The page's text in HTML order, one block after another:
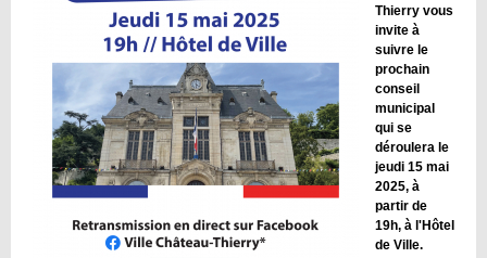
Thierry vous
invite à
suivre le
prochain
conseil
municipal
qui se
déroulera le
jeudi 15 mai
2025, à
partir de
19h, à l'Hôtel
de Ville.